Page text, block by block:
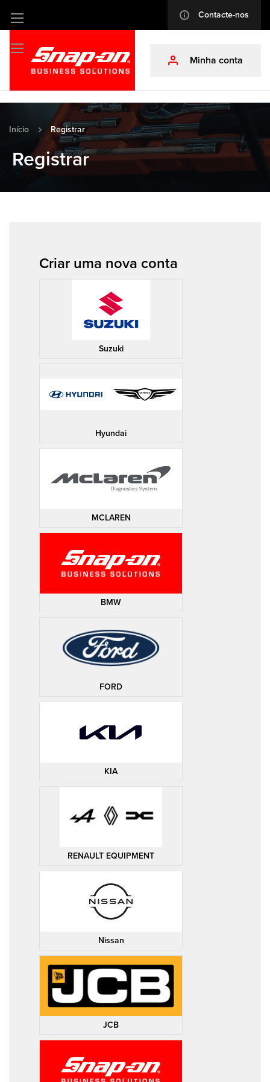
Ir
para
info Contacte-nos
profile Minha conta
Início Registrar
Registrar
Criar uma nova conta
Suzuki
Hyundai
MCLAREN
BMW
FORD
KIA
RENAULT EQUIPMENT
Nissan
JCB